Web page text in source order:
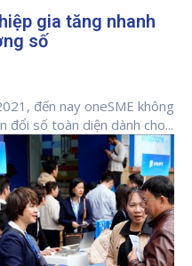
gia tăng nhanh
số
đến nay oneSME không
đổi số toàn diện dành cho...